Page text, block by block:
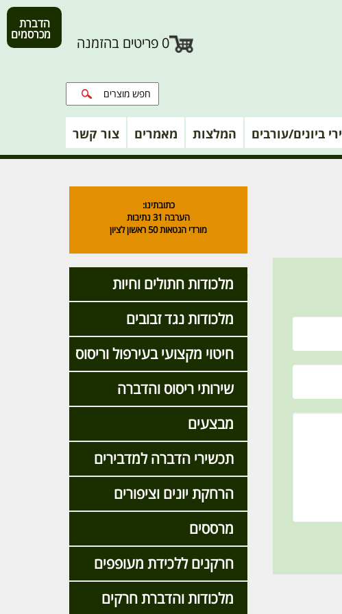
0 פריטים בהזמנה
ירי ביונים/עורבים המלצות מאמרים צור קשר
כתובתינו:
הערבה 31 נתיבות
מורדי הגטאות 50 ראשון לציון
קטגוריות מוצרים
מלכודות חתולים וחיות
מלכודות נגד זבובים
חיטוי מקצועי בעירפול וריסוס
שירותי ריסוס והדברה
מבצעים
תכשירי הדברה למדבירים
הרחקת יונים וציפורים
מרססים
חרקנים ללכידת מעופפים
מלכודות והדברת חרקים
הדברת
מכרסמים